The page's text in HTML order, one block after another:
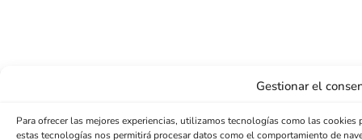
Gestionar el
Para ofrecer las mejores experiencias, utilizamos tecnologías como las
estas tecnologías nos permitirá procesar datos como el comportamiento de